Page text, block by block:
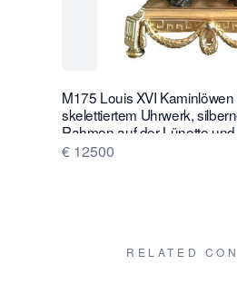
M175 Louis XVI Kaminlöwen
skelettiertem Uhrwerk,
Rahmen auf der Lünette
silbernen Glocke
€ 12500
RELATED